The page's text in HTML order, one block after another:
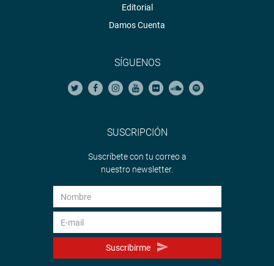
Editorial
Damos Cuenta
SÍGUENOS
SUSCRIPCIÓN
Suscríbete con tu correo a
nuestro newsletter.
Suscribirme